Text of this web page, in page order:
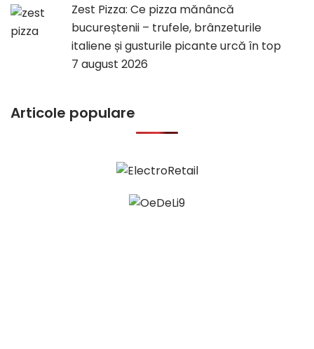
Zest Pizza: Ce pizza mănâncă
bucureștenii – trufele, brânzeturile
italiene și gusturile picante urcă în top
7 august 2026
Articole populare